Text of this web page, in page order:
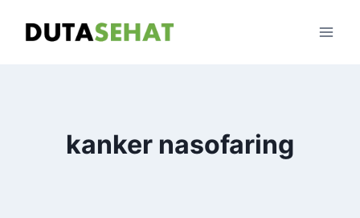
kanker nasofaring